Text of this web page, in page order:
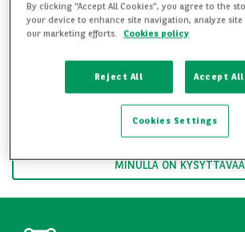
kuvat
Toimitus mahdollinen koko
Soita ja kysy lisää 09
HALUAN
HALUAN
MINULLA ON KYSYTTÄVÄÄ
By clicking “Accept All Cookies”, you agree to the
your device to enhance site navigation, analyze site
our marketing efforts.
Cookies policy
Reject All Accept All
Cookies Settings